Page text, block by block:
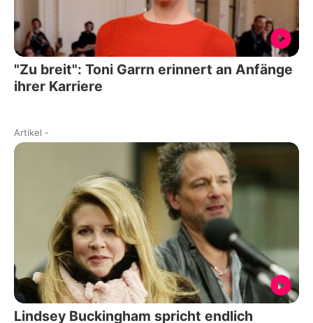
"Zu breit": Toni Garrn erinnert an Anfänge
ihrer Karriere
Artikel -
Lindsey Buckingham spricht endlich